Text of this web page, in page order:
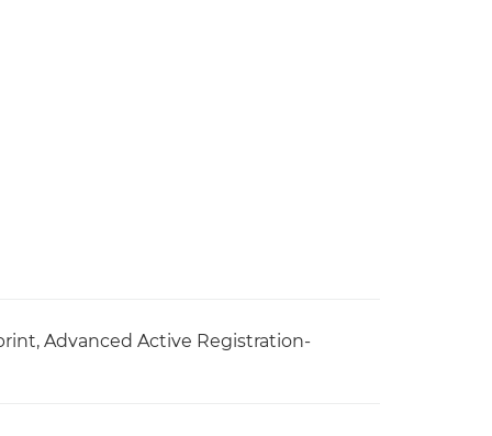
Advanced Active Registration-